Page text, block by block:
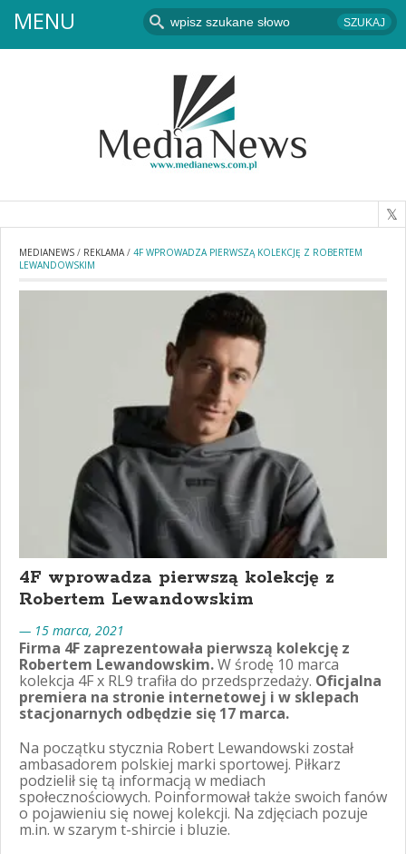
MENU
MEDIANEWS / REKLAMA/ 4F WPROWADZA PIERWSZĄ KOLEKCJĘ Z ROBERTEM
LEWANDOWSKIM
4F wprowadza pierwszą kolekcję z
Robertem Lewandowskim
— 15 marca, 2021
Firma 4F zaprezentowała pierwszą kolekcję z
Robertem Lewandowskim.W środę 10 marca
kolekcja 4F x RL9 trafiła do przedsprzedaży. Oficjalna
premiera na stronie internetowej i w sklepach
stacjonarnych odbędzie się 17 marca.
Na początku stycznia Robert Lewandowski został
ambasadorem polskiej marki sportowej. Piłkarz
podzielił się tą informacją w mediach
społecznościowych. Poinformował także swoich fanów
o pojawieniu się nowej kolekcji. Na zdjęciach pozuje
m.in. w szarym t-shircie i bluzie.